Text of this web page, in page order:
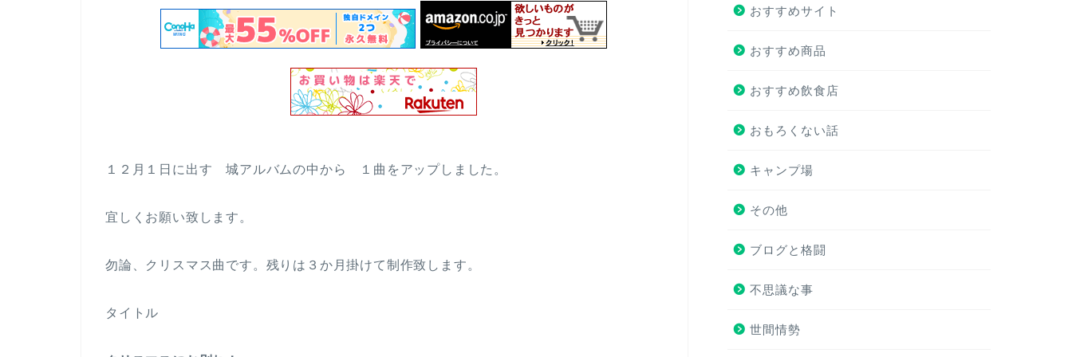
１２月１日に出す 城アルバムの中から １曲をアップしました。
宜しくお願い致します。
勿論、クリスマス曲です。残りは３か月掛けて制作致します。
タイトル
おすすめサイト
おすすめ商品
おすすめ飲食店
おもろくない話
キャンプ場
その他
ブログと格闘
不思議な事
世間情勢